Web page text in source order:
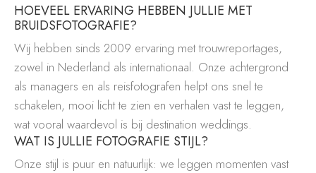
HOEVEEL ERVARING HEBBEN JULLIE MET
BRUIDSFOTOGRAFIE?
Wij hebben sinds 2009 ervaring met trouwreportages,
zowel in Nederland als internationaal. Onze achtergrond
als managers en als reisfotografen helpt ons snel te
schakelen, mooi licht te zien en verhalen vast te leggen,
wat vooral waardevol is bij destination weddings.
WAT IS JULLIE FOTOGRAFIE STIJL?
Onze stijl is puur en natuurlijk: we leggen momenten vast